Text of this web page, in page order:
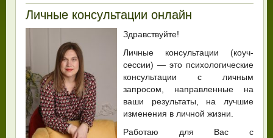
Личные консультации онлайн
Здравствуйте!
Личные консультации (коуч-
сессии) — это психологические
консультации с личным
запросом, направленные на
ваши результаты, на лучшие
изменения в личной жизни.
Работаю для Вас с